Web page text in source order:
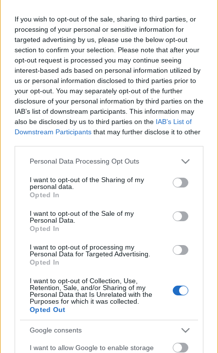
If you wish to opt-out of the sale, sharing to third parties, or
processing of your personal or sensitive information for
targeted advertising by us, please use the below opt-out
section to confirm your selection. Please note that after your
opt-out request is processed you may continue seeing
interest-based ads based on personal information utilized by
us or personal information disclosed to third parties prior to
your opt-out. You may separately opt-out of the further
disclosure of your personal information by third parties on the
IAB’s list of downstream participants. This information may
also be disclosed by us to third parties on the IAB’s List of
Downstream Participants that may further disclose it to other
Please note that this website/app uses one or more Google
not limited to your visit or usage behaviour. You may click to
grant or deny consent to Google and its third-party tags to
use your data for below specified purposes in below Google
consent section.
Personal Data Processing Opt Outs
I want to opt-out of the Sharing of my
personal data.
Opted In
I want to opt-out of the Sale of my
Personal Data.
Opted In
I want to opt-out of processing my
Personal Data for Targeted Advertising.
Opted In
I want to opt-out of Collection, Use,
Retention, Sale, and/or Sharing of my
Personal Data that Is Unrelated with the
Purposes for which it was collected.
Opted Out
Google consents
I want to allow Google to enable storage
az Elvirában
Na, itt biztos nem járt az útikönyvszerző
Hatvanéves a gyermekvasút
Nekünk miért nincs olyan jó interaktív
Szólj hozzá!